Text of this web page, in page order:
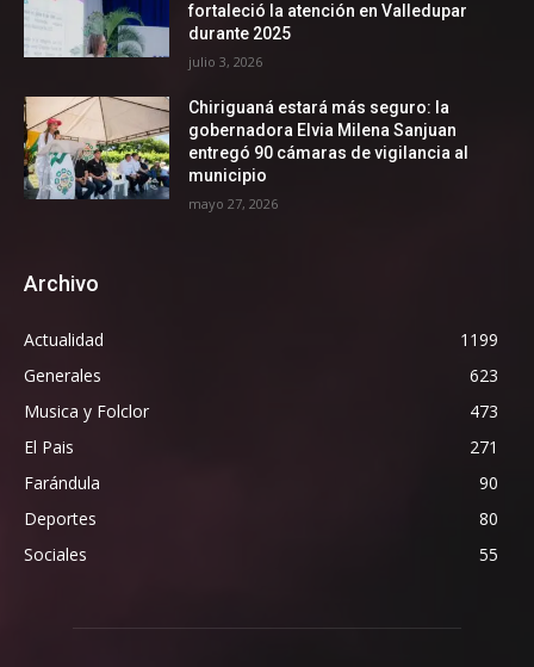
fortaleció la atención en Valledupar
durante 2025
julio 3, 2026
Chiriguaná estará más seguro: la
gobernadora Elvia Milena Sanjuan
entregó 90 cámaras de vigilancia al
municipio
mayo 27, 2026
Archivo
Actualidad
1199
Generales
623
Musica y Folclor
473
El Pais
271
Farándula
90
Deportes
80
Sociales
55